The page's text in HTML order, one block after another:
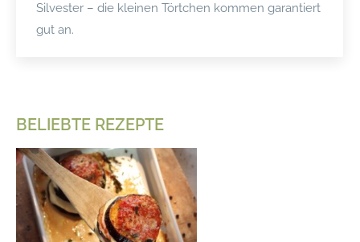
Silvester – die kleinen Törtchen kommen garantiert
gut an.
BELIEBTE REZEPTE